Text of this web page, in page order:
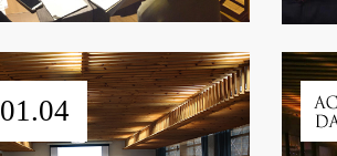
01.04